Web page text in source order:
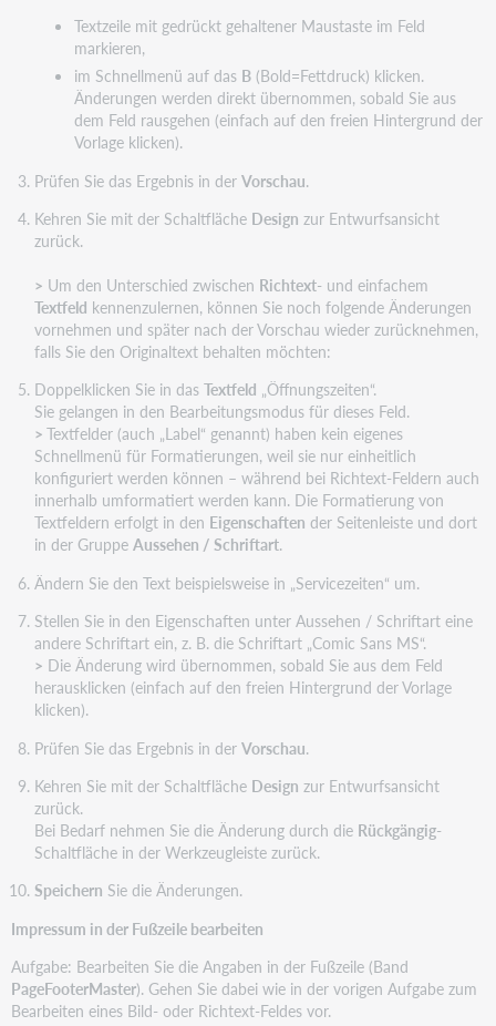
Textzeile mit gedrückt gehaltener Maustaste im Feld
markieren,
im Schnellmenü auf das B(Bold=Fettdruck) klicken.
Änderungen werden direkt übernommen, sobald Sie aus
dem Feld rausgehen (einfach auf den freien Hintergrund der
Vorlage klicken).
Prüfen Sie das Ergebnis in der Vorschau.
Kehren Sie mit der Schaltfläche Design zur Entwurfsansicht
zurück.
> Um den Unterschied zwischen Richtext- und einfachem
Textfeld kennenzulernen, können Sie noch folgende Änderungen
vornehmen und später nach der Vorschau wieder zurücknehmen,
falls Sie den Originaltext behalten möchten:
Doppelklicken Sie in das Textfeld „Öffnungszeiten“.
Sie gelangen in den Bearbeitungsmodus für dieses Feld.
> Textfelder (auch „Label“ genannt) haben kein eigenes
Schnellmenü für Formatierungen, weil sie nur einheitlich
konfiguriert werden können – während bei Richtext-Feldern auch
innerhalb umformatiert werden kann. Die Formatierung von
Textfeldern erfolgt in den Eigenschaften der Seitenleiste und dort
in der Gruppe Aussehen / Schriftart.
Ändern Sie den Text beispielsweise in „Servicezeiten“ um.
Stellen Sie in den Eigenschaften unter Aussehen / Schriftart eine
andere Schriftart ein, z. B. die Schriftart „Comic Sans MS“.
> Die Änderung wird übernommen, sobald Sie aus dem Feld
herausklicken (einfach auf den freien Hintergrund der Vorlage
klicken).
Prüfen Sie das Ergebnis in der Vorschau.
Kehren Sie mit der Schaltfläche Design zur Entwurfsansicht
zurück.
Bei Bedarf nehmen Sie die Änderung durch die Rückgängig-
Schaltfläche in der Werkzeugleiste zurück.
Speichern Sie die Änderungen.
Impressum in der Fußzeile bearbeiten
Aufgabe: Bearbeiten Sie die Angaben in der Fußzeile (Band
PageFooterMaster). Gehen Sie dabei wie in der vorigen Aufgabe zum
Bearbeiten eines Bild- oder Richtext-Feldes vor.